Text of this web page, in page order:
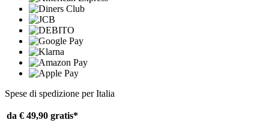
Spese di spedizione per Italia
da € 49,90 gratis*